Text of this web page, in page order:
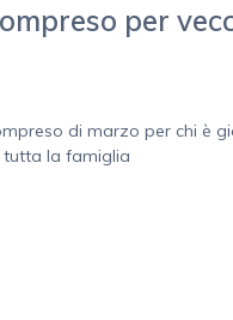
per
di marzo per chi è
tutta la famiglia